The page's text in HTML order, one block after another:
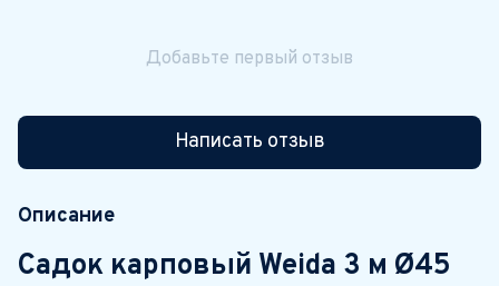
Добавьте первый отзыв
Написать отзыв
Описание
Садок карповый Weida 3 м Ø45